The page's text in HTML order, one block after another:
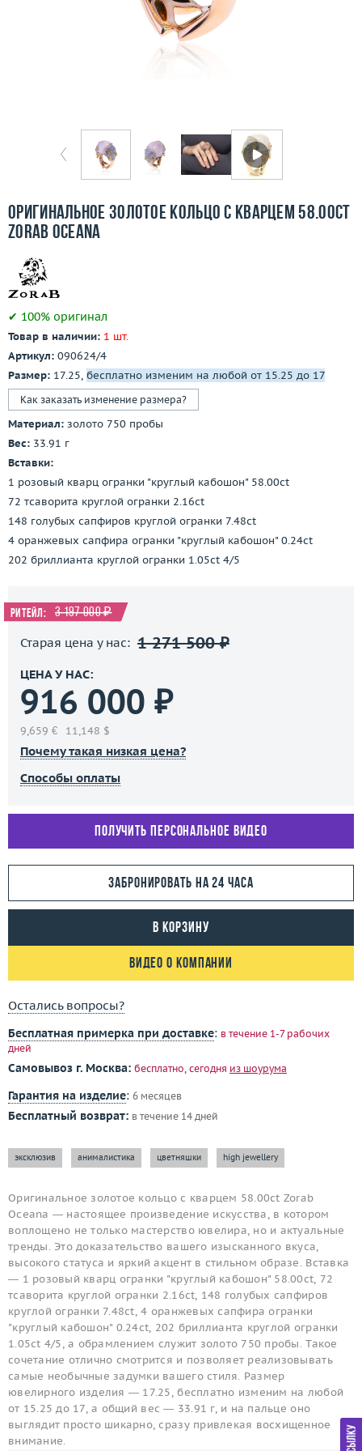
Бесплатная доставка
Контакты
Оригинальное золотое кольцо с кварцем 58.00ct
Zorab Oceana
✔ 100% оригинал
Товар в наличии: 1 шт.
Артикул: 090624/4
Размер: 17.25, бесплатно изменим на любой от 15.25 до 17
Как заказать изменение размера?
Материал: золото 750 пробы
Вес: 33.91 г
Вставки:
1 розовый кварц огранки "круглый кабошон" 58.00ct
72 тсаворита круглой огранки 2.16ct
148 голубых сапфиров круглой огранки 7.48ct
4 оранжевых сапфира огранки "круглый кабошон" 0.24ct
202 бриллианта круглой огранки 1.05ct 4/5
Ритейл: 3 197 000 ₽
Старая цена у нас: 1 271 500 ₽
ЦЕНА У НАС:
916 000 ₽
9,659 € 11,148 $
Почему такая низкая цена?
Способы оплаты
Получить персональное видео
Забронировать на 24 часа
В корзину
Видео о компании
Остались вопросы?
Бесплатная примерка при доставке: в течение 1-7 рабочих
дней
Самовывоз г. Москва: бесплатно, сегодня из шоурума
Гарантия на изделие: 6 месяцев
Бесплатный возврат: в течение 14 дней
эксклюзив анималистика цветняшки high jewellery
Оригинальное золотое кольцо с кварцем 58.00ct Zorab
Oceana — настоящее произведение искусства, в котором
воплощено не только мастерство ювелира, но и актуальные
тренды. Это доказательство вашего изысканного вкуса,
высокого статуса и яркий акцент в стильном образе. Вставка
— 1 розовый кварц огранки "круглый кабошон" 58.00ct, 72
тсаворита круглой огранки 2.16ct, 148 голубых сапфиров
круглой огранки 7.48ct, 4 оранжевых сапфира огранки
"круглый кабошон" 0.24ct, 202 бриллианта круглой огранки
1.05ct 4/5, а обрамлением служит золото 750 пробы. Такое
сочетание отлично смотрится и позволяет реализовывать
самые необычные задумки вашего стиля. Размер
ювелирного изделия — 17.25, бесплатно изменим на любой
от 15.25 до 17, а общий вес — 33.91 г, и на пальце оно
выглядит просто шикарно, сразу привлекая восхищенное
внимание.